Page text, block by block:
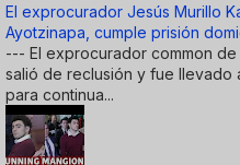
El exprocurador Jesús Murillo
Ayotzinapa, cumple prisión
--- El exprocurador common de
salió de reclusión y fue llevado
para continua...